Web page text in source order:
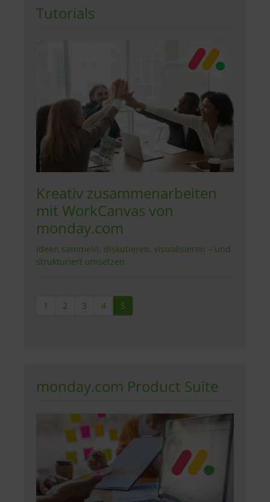
Tutorials
Kreativ zusammenarbeiten
mit WorkCanvas von
monday.com
Ideen sammeln, diskutieren, visualisieren – und
strukturiert umsetzen
1 2 3 4 5
monday.com Product Suite